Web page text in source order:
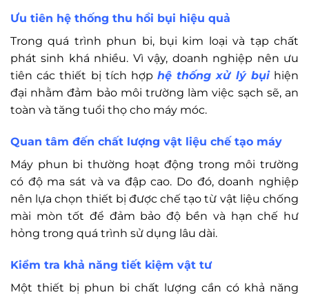
Ưu tiên hệ thống thu hồi bụi hiệu quả
Trong quá trình phun bi, bụi kim loại và tạp chất
phát sinh khá nhiều. Vì vậy, doanh nghiệp nên ưu
tiên các thiết bị tích hợphệ thống xử lý bụihiện
đại nhằm đảm bảo môi trường làm việc sạch sẽ, an
toàn và tăng tuổi thọ cho máy móc.
Quan tâm đến chất lượng vật liệu chế tạo máy
Máy phun bi thường hoạt động trong môi trường
có độ ma sát và va đập cao. Do đó, doanh nghiệp
nên lựa chọn thiết bị được chế tạo từ vật liệu chống
mài mòn tốt để đảm bảo độ bền và hạn chế hư
hỏng trong quá trình sử dụng lâu dài.
Kiểm tra khả năng tiết kiệm vật tư
Một thiết bị phun bi chất lượng cần có khả năng